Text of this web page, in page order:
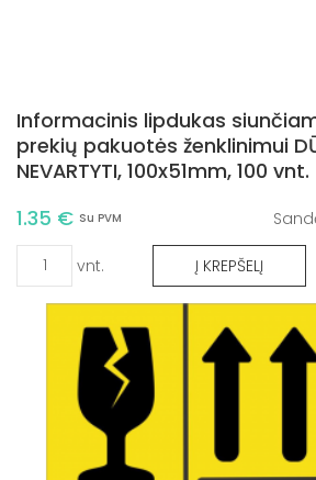
Informacinis lipdukas
prekių pakuotės ženklinimui
NEVARTYTI, 100x51mm, 100 vnt.
1.35 € Su PVM
vnt. Į KREPŠELĮ